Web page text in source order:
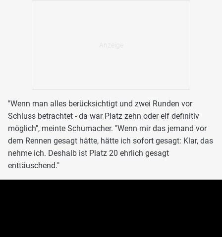
"Wenn man alles berücksichtigt und zwei Runden vor
Schluss betrachtet - da war Platz zehn oder elf definitiv
möglich", meinte Schumacher. "Wenn mir das jemand vor
dem Rennen gesagt hätte, hätte ich sofort gesagt: Klar, das
nehme ich. Deshalb ist Platz 20 ehrlich gesagt
enttäuschend."